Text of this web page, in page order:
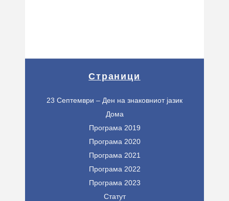
Страници
23 Септември – Ден на знаковниот јазик
Дома
Програма 2019
Програма 2020
Програма 2021
Програма 2022
Програма 2023
Статут